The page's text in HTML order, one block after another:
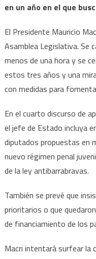
en un año en el que
El Presidente Mauricio
Asamblea Legislativa. Se
menos de una hora y se
estos tres años y una
con medidas para
En el cuarto discurso de
el jefe de Estado incluya
diputados propuestas en
nuevo régimen penal
de la ley antibarrabravas.
También se prevé que
prioritarios o que
de financiamiento de los
Macri intentará surfear la